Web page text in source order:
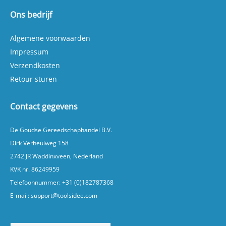
Met terugslagklep Met veerveiligheid Met
in één compacte compressor. Een fijne keuze
Ons bedrijf
Algemene voorwaarden
Impressum
Verzendkosten
Retour sturen
Contact gegevens
De Goudse Gereedschaphandel B.V.
Dirk Verheulweg 158
2742 JR Waddinxveen, Nederland
KVK nr. 86249959
Telefoonnummer:+31 (0)182787368
E-mail:support@toolsidee.com